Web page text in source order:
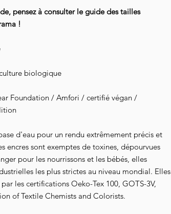
pensez à consulter le guide des tailles
!
biologique
Foundation / Amfori / certifié végan /
d'eau pour un rendu extrêmement précis et
encres sont exemptes de toxines, dépourvues
pour les nourrissons et les bébés, elles
les plus strictes au niveau mondial. Elles
les certifications Oeko-Tex 100, GOTS-3V,
of Textile Chemists and Colorists.